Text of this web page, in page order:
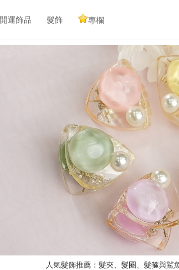
開運飾品 髮飾 專欄
人氣髮飾推薦：髮夾、髮圈、髮箍與鯊